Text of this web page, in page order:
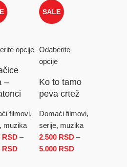
RSD do 5.000 RSD
opcije
–
filmovi,
muzika
RSD –
RSD Raspon cena: od
SALE
Odaberite
opcije
Ko to tamo
peva crtež
Domaći filmovi,
serije, muzika
2.500 RSD –
5.000 RSDRaspon